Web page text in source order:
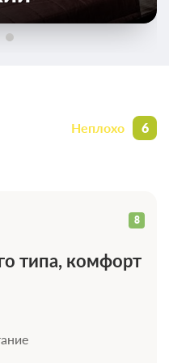
6
Неплохо
8
типа, комфорт